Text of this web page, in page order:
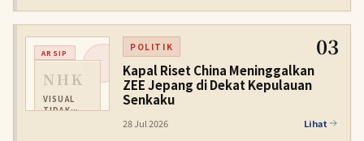
ARSIP
NHK
VISUAL
TIDAK
POLITIK 03
Kapal Riset China Meninggalkan
ZEE Jepang di Dekat Kepulauan
Senkaku
28 Jul 2026 Lihat